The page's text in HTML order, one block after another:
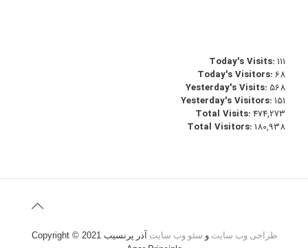
Today's Visits:111
Today's Visitors:68
Yesterday's Visits: 568
Yesterday's Visitors:151
Total Visits:474,273
Total Visitors:180,938
طراحی وب سایت و سئو وب سایت آذر پرنسیب Copyright © 2021